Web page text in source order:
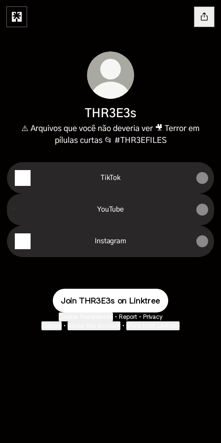
THR3E3s
⚠️ Arquivos que você não deveria ver 🎥 Terror em
pílulas curtas 📂 #THR3EFILES
TikTok
YouTube
YouTube
Instagram
Join THR3E3s on Linktree
• Report • Privacy
• •